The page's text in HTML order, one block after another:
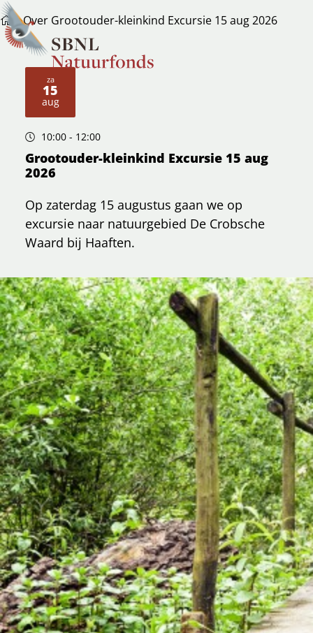
Over Grootouder-kleinkind Excursie 15 aug 2026
za
15
aug
2026
10:00 - 12:00
Grootouder-kleinkind Excursie 15 aug
2026
Op zaterdag 15 augustus gaan we op
excursie naar natuurgebied De Crobsche
Waard bij Haaften.